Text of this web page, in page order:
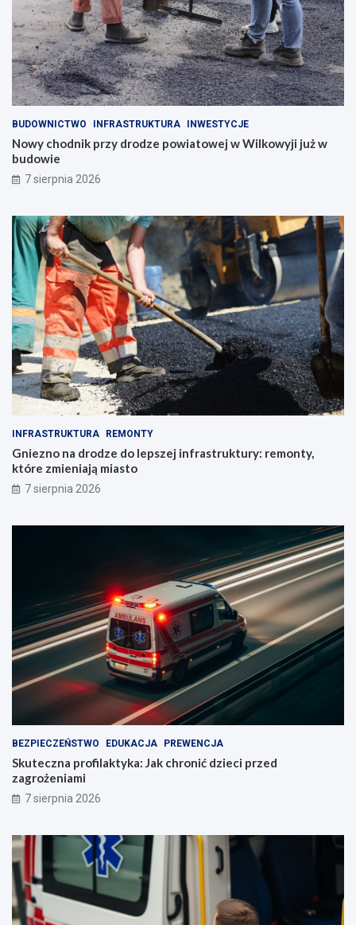
BUDOWNICTWO INFRASTRUKTURA INWESTYCJE
Nowy chodnik przy drodze powiatowej w Wilkowyji już w
budowie
7 sierpnia 2026
INFRASTRUKTURA REMONTY
Gniezno na drodze do lepszej infrastruktury: remonty,
które zmieniają miasto
7 sierpnia 2026
BEZPIECZEŃSTWO EDUKACJA PREWENCJA
Skuteczna profilaktyka: Jak chronić dzieci przed
zagrożeniami
7 sierpnia 2026